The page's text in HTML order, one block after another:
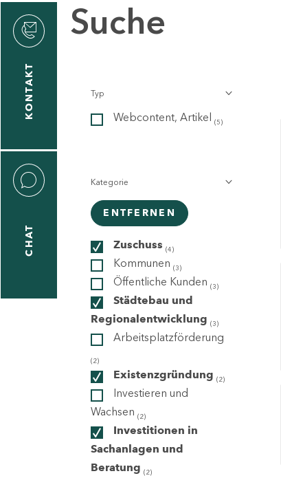
KONTAKT
CHAT
Suche
Typ
Webcontent, Artikel (5)
Kategorie
ENTFERNEN
Zuschuss (4)
Kommunen (3)
Öffentliche Kunden (3)
Städtebau und
Regionalentwicklung (3)
Arbeitsplatzförderung
(2)
Existenzgründung (2)
Investieren und
Wachsen (2)
Investitionen in
Sachanlagen und
Beratung (2)